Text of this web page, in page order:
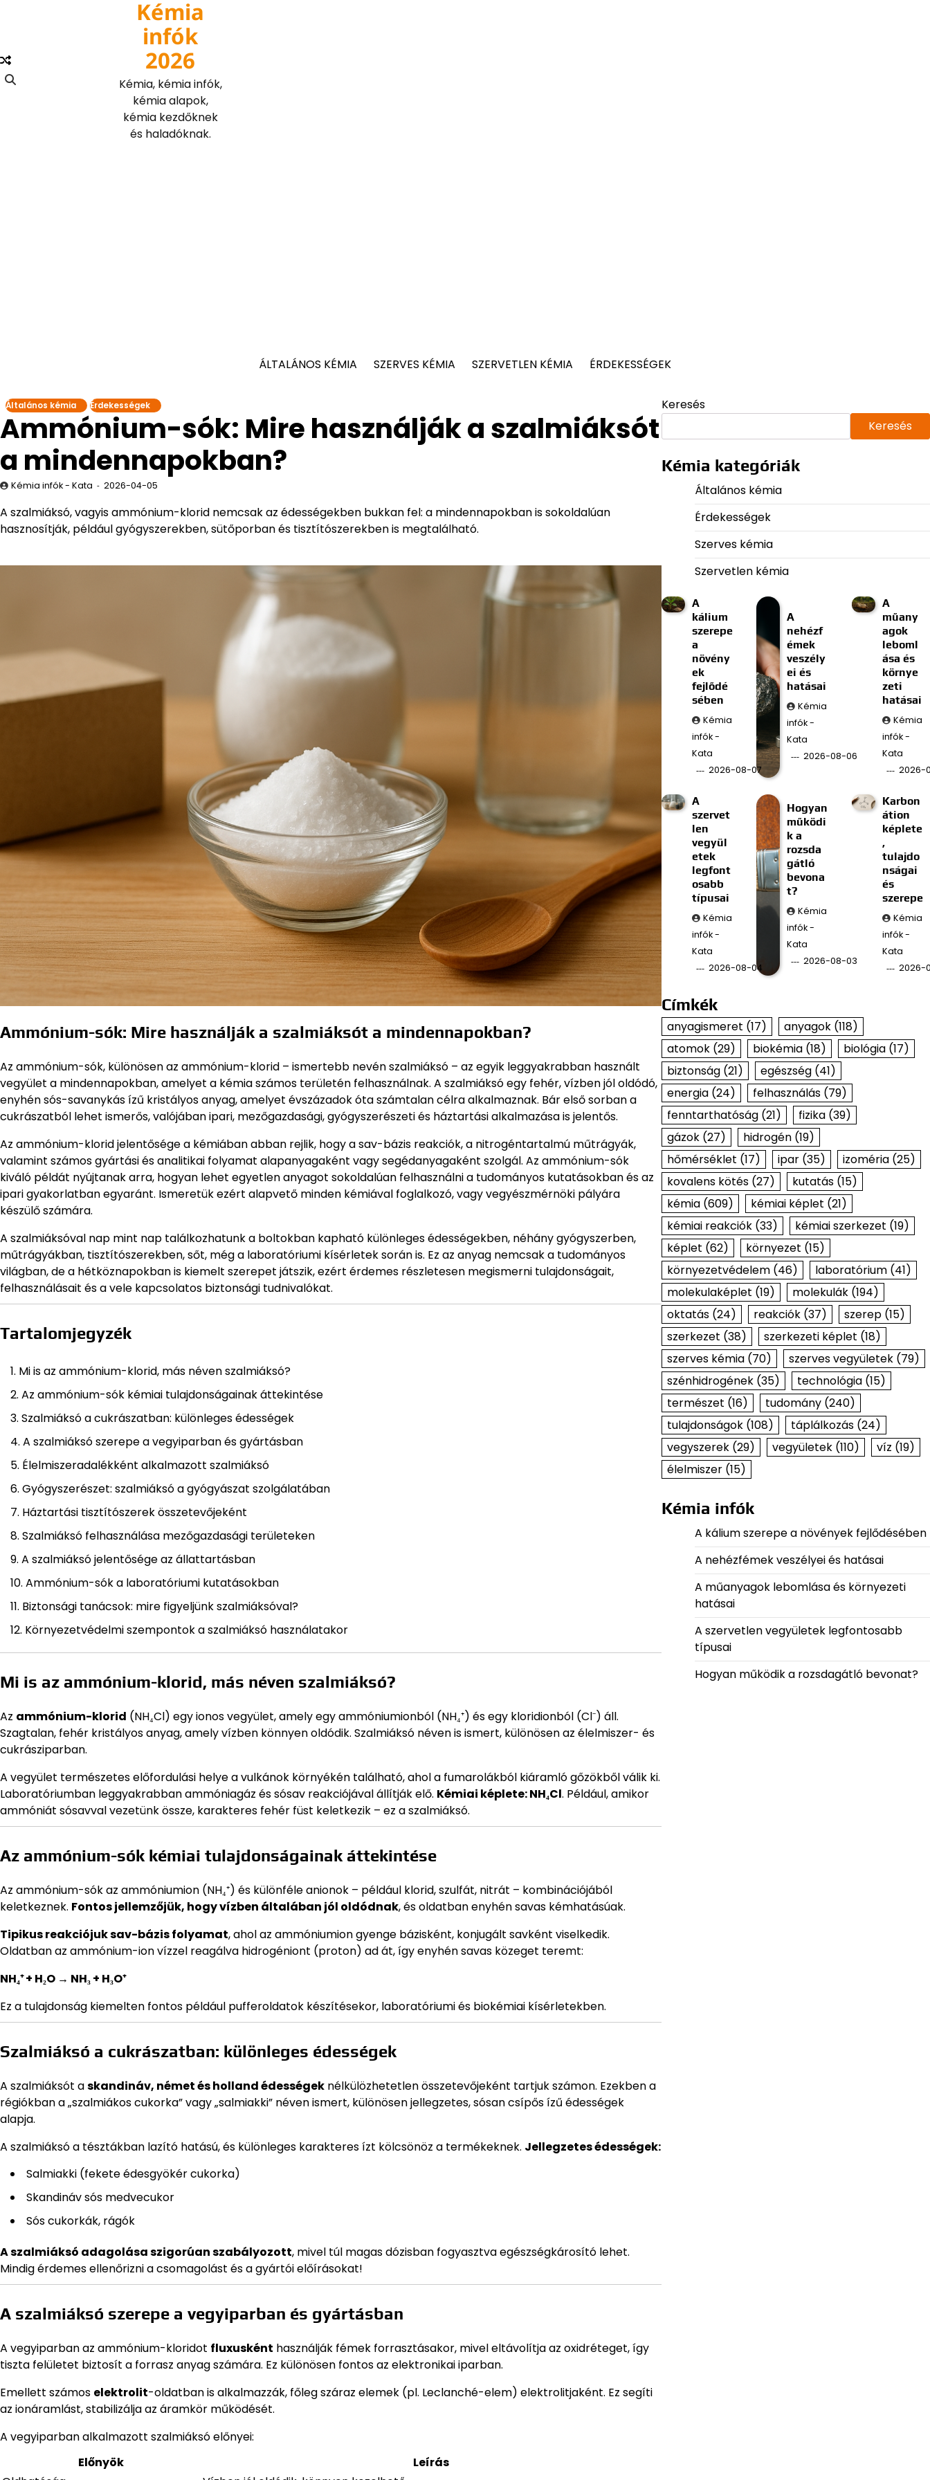
Kémia
infók
2026
Kémia, kémia infók,
kémia alapok,
kémia kezdőknek
és haladóknak.
ÁLTALÁNOS KÉMIA SZERVES KÉMIA SZERVETLEN KÉMIA ÉRDEKESSÉGEK
Általános kémia Érdekességek
Ammónium-sók: Mire használják a szalmiáksót
a mindennapokban?
Kémia infók - Kata 2026-04-05
A szalmiáksó, vagyis ammónium-klorid nemcsak az édességekben bukkan fel: a mindennapokban is sokoldalúan
hasznosítják, például gyógyszerekben, sütőporban és tisztítószerekben is megtalálható.
Ammónium-sók: Mire használják a szalmiáksót a mindennapokban?
Az ammónium-sók, különösen az ammónium-klorid – ismertebb nevén szalmiáksó – az egyik leggyakrabban használt
vegyület a mindennapokban, amelyet a kémia számos területén felhasználnak. A szalmiáksó egy fehér, vízben jól oldódó,
enyhén sós-savanykás ízű kristályos anyag, amelyet évszázadok óta számtalan célra alkalmaznak. Bár első sorban a
cukrászatból lehet ismerős, valójában ipari, mezőgazdasági, gyógyszerészeti és háztartási alkalmazása is jelentős.
Az ammónium-klorid jelentősége a kémiában abban rejlik, hogy a sav-bázis reakciók, a nitrogéntartalmú műtrágyák,
valamint számos gyártási és analitikai folyamat alapanyagaként vagy segédanyagaként szolgál. Az ammónium-sók
kiváló példát nyújtanak arra, hogyan lehet egyetlen anyagot sokoldalúan felhasználni a tudományos kutatásokban és az
ipari gyakorlatban egyaránt. Ismeretük ezért alapvető minden kémiával foglalkozó, vagy vegyészmérnöki pályára
készülő számára.
A szalmiáksóval nap mint nap találkozhatunk a boltokban kapható különleges édességekben, néhány gyógyszerben,
műtrágyákban, tisztítószerekben, sőt, még a laboratóriumi kísérletek során is. Ez az anyag nemcsak a tudományos
világban, de a hétköznapokban is kiemelt szerepet játszik, ezért érdemes részletesen megismerni tulajdonságait,
felhasználásait és a vele kapcsolatos biztonsági tudnivalókat.
Tartalomjegyzék
Mi is az ammónium-klorid, más néven szalmiáksó?
Az ammónium-sók kémiai tulajdonságainak áttekintése
Szalmiáksó a cukrászatban: különleges édességek
A szalmiáksó szerepe a vegyiparban és gyártásban
Élelmiszeradalékként alkalmazott szalmiáksó
Gyógyszerészet: szalmiáksó a gyógyászat szolgálatában
Háztartási tisztítószerek összetevőjeként
Szalmiáksó felhasználása mezőgazdasági területeken
A szalmiáksó jelentősége az állattartásban
Ammónium-sók a laboratóriumi kutatásokban
Biztonsági tanácsok: mire figyeljünk szalmiáksóval?
Környezetvédelmi szempontok a szalmiáksó használatakor
Mi is az ammónium-klorid, más néven szalmiáksó?
Az ammónium-klorid (NH₄Cl) egy ionos vegyület, amely egy ammóniumionból (NH₄⁺) és egy kloridionból (Cl⁻) áll.
Szagtalan, fehér kristályos anyag, amely vízben könnyen oldódik. Szalmiáksó néven is ismert, különösen az élelmiszer- és
cukrásziparban.
A vegyület természetes előfordulási helye a vulkánok környékén található, ahol a fumarolákból kiáramló gőzökből válik ki.
Laboratóriumban leggyakrabban ammóniagáz és sósav reakciójával állítják elő. Kémiai képlete: NH₄Cl. Például, amikor
ammóniát sósavval vezetünk össze, karakteres fehér füst keletkezik – ez a szalmiáksó.
Az ammónium-sók kémiai tulajdonságainak áttekintése
Az ammónium-sók az ammóniumion (NH₄⁺) és különféle anionok – például klorid, szulfát, nitrát – kombinációjából
keletkeznek. Fontos jellemzőjük, hogy vízben általában jól oldódnak, és oldatban enyhén savas kémhatásúak.
Tipikus reakciójuk sav-bázis folyamat, ahol az ammóniumion gyenge bázisként, konjugált savként viselkedik.
Oldatban az ammónium-ion vízzel reagálva hidrogéniont (proton) ad át, így enyhén savas közeget teremt:
NH₄⁺ + H₂O → NH₃ + H₃O⁺
Ez a tulajdonság kiemelten fontos például pufferoldatok készítésekor, laboratóriumi és biokémiai kísérletekben.
Szalmiáksó a cukrászatban: különleges édességek
A szalmiáksót askandináv, német és holland édességek nélkülözhetetlen összetevőjeként tartjuk számon. Ezekben a
régiókban a „szalmiákos cukorka” vagy „salmiakki” néven ismert, különösen jellegzetes, sósan csípős ízű édességek
alapja.
A szalmiáksó a tésztákban lazító hatású, és különleges karakteres ízt kölcsönöz a termékeknek. Jellegzetes édességek:
Salmiakki (fekete édesgyökér cukorka)
Skandináv sós medvecukor
Sós cukorkák, rágók
A szalmiáksó adagolása szigorúan szabályozott, mivel túl magas dózisban fogyasztva egészségkárosító lehet.
Mindig érdemes ellenőrizni a csomagolást és a gyártói előírásokat!
A szalmiáksó szerepe a vegyiparban és gyártásban
A vegyiparban az ammónium-kloridot fluxusként használják fémek forrasztásakor, mivel eltávolítja az oxidréteget, így
tiszta felületet biztosít a forrasz anyag számára. Ez különösen fontos az elektronikai iparban.
Emellett számos elektrolit-oldatban is alkalmazzák, főleg száraz elemek (pl. Leclanché-elem) elektrolitjaként. Ez segíti
az ionáramlást, stabilizálja az áramkör működését.
A vegyiparban alkalmazott szalmiáksó előnyei:
Előnyök
Leírás
Keresés
Keresés
Kémia kategóriák
Általános kémia
Érdekességek
Szerves kémia
Szervetlen kémia
A
kálium
szerepe
a
növény
ek
fejlődé
sében
Kémia
infók -
Kata
2026-08-07
A
nehézf
émek
veszély
ei és
hatásai
Kémia
infók -
Kata
2026-08-06
A
műany
agok
leboml
ása és
környe
zeti
hatásai
Kémia
infók -
Kata
2026-
A
szervet
len
vegyül
etek
legfont
osabb
típusai
Kémia
infók -
Kata
2026-08-04
Hogyan
működi
k a
rozsda
gátló
bevona
t?
Kémia
infók -
Kata
2026-08-03
Karbon
átion
képlete
,
tulajdo
nságai
és
szerepe
Kémia
infók -
Kata
2026-
Címkék
anyagismeret (17) anyagok(118)
atomok(29) biokémia(18) biológia(17)
biztonság(21) egészség(41)
energia(24) felhasználás(79)
fenntarthatóság(21) fizika(39)
gázok(27) hidrogén(19)
hőmérséklet (17) ipar(35) izoméria(25)
kovalens kötés(27) kutatás(15)
kémia(609) kémiai képlet (21)
kémiai reakciók(33) kémiai szerkezet (19)
képlet (62) környezet (15)
környezetvédelem(46) laboratórium(41)
molekulaképlet (19) molekulák(194)
oktatás(24) reakciók(37) szerep(15)
szerkezet (38) szerkezeti képlet (18)
szerves kémia(70) szerves vegyületek(79)
szénhidrogének(35) technológia(15)
természet (16) tudomány(240)
tulajdonságok(108) táplálkozás(24)
vegyszerek(29) vegyületek(110) víz (19)
élelmiszer(15)
Kémia infók
A kálium szerepe a növények fejlődésében
A nehézfémek veszélyei és hatásai
A műanyagok lebomlása és környezeti
hatásai
A szervetlen vegyületek legfontosabb
típusai
Hogyan működik a rozsdagátló bevonat?